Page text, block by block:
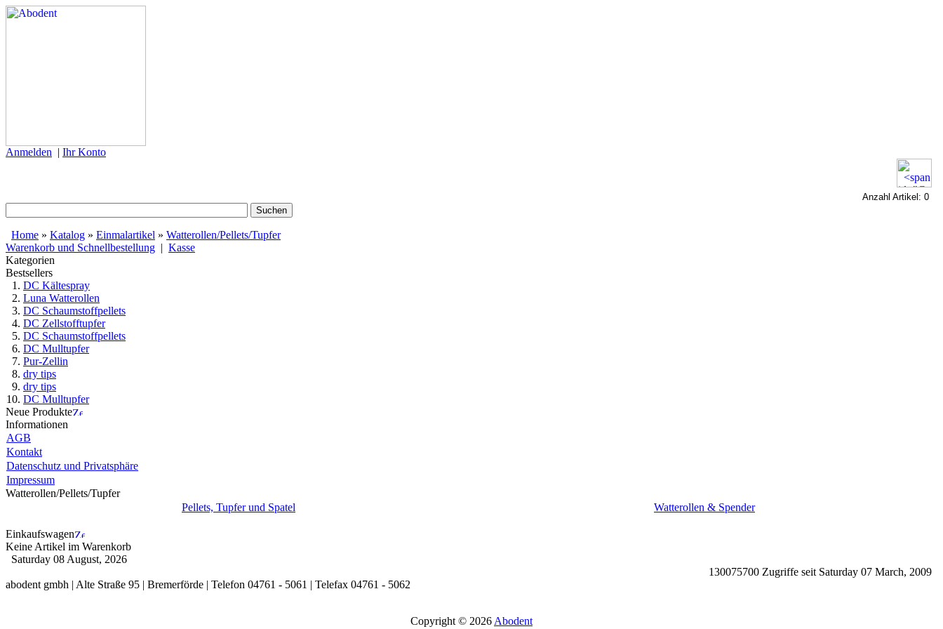
Anmelden | Ihr Konto
Anzahl Artikel: 0
Home » Katalog » Einmalartikel » Watterollen/Pellets/Tupfer
Warenkorb und Schnellbestellung | Kasse
Kategorien
Bestsellers
DC Kältespray
Luna Watterollen
DC Schaumstoffpellets
DC Zellstofftupfer
DC Schaumstoffpellets
DC Mulltupfer
Pur-Zellin
dry tips
dry tips
DC Mulltupfer
Neue Produkte
Informationen
AGB
Kontakt
Datenschutz und Privatsphäre
Impressum
Watterollen/Pellets/Tupfer
Pellets, Tupfer und Spatel
Watterollen & Spender
Einkaufswagen
Keine Artikel im Warenkorb
Saturday 08 August, 2026
130075700 Zugriffe seit Saturday 07 March, 2009
abodent gmbh | Alte Straße 95 | Bremerförde | Telefon 04761 - 5061 | Telefax 04761 - 5062
Copyright © 2026 Abodent